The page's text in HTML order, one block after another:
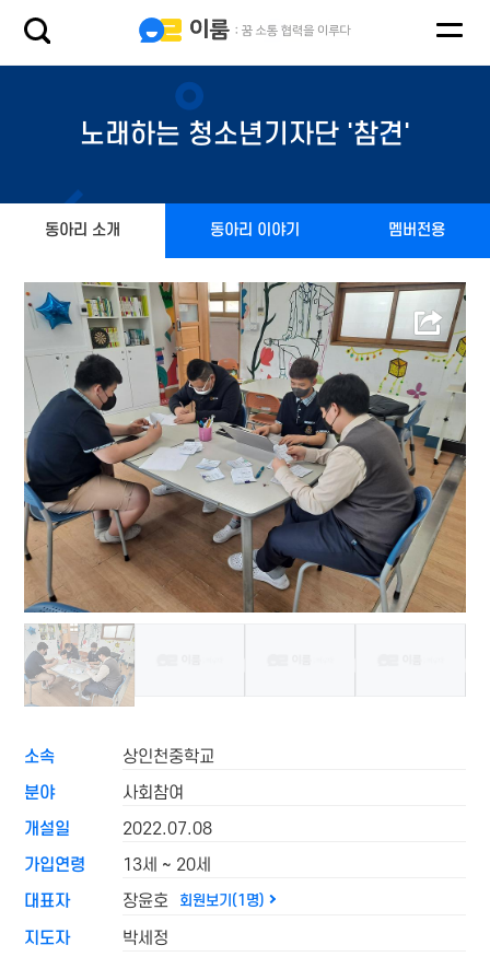
노래하는 청소년기자단 '참견'
동아리 소개 동아리 이야기 멤버전용
소속
상인천중학교
분야
사회참여
개설일
2022.07.08
가입연령
13세 ~ 20세
대표자
장윤호 회원보기(1명)
지도자 박세정